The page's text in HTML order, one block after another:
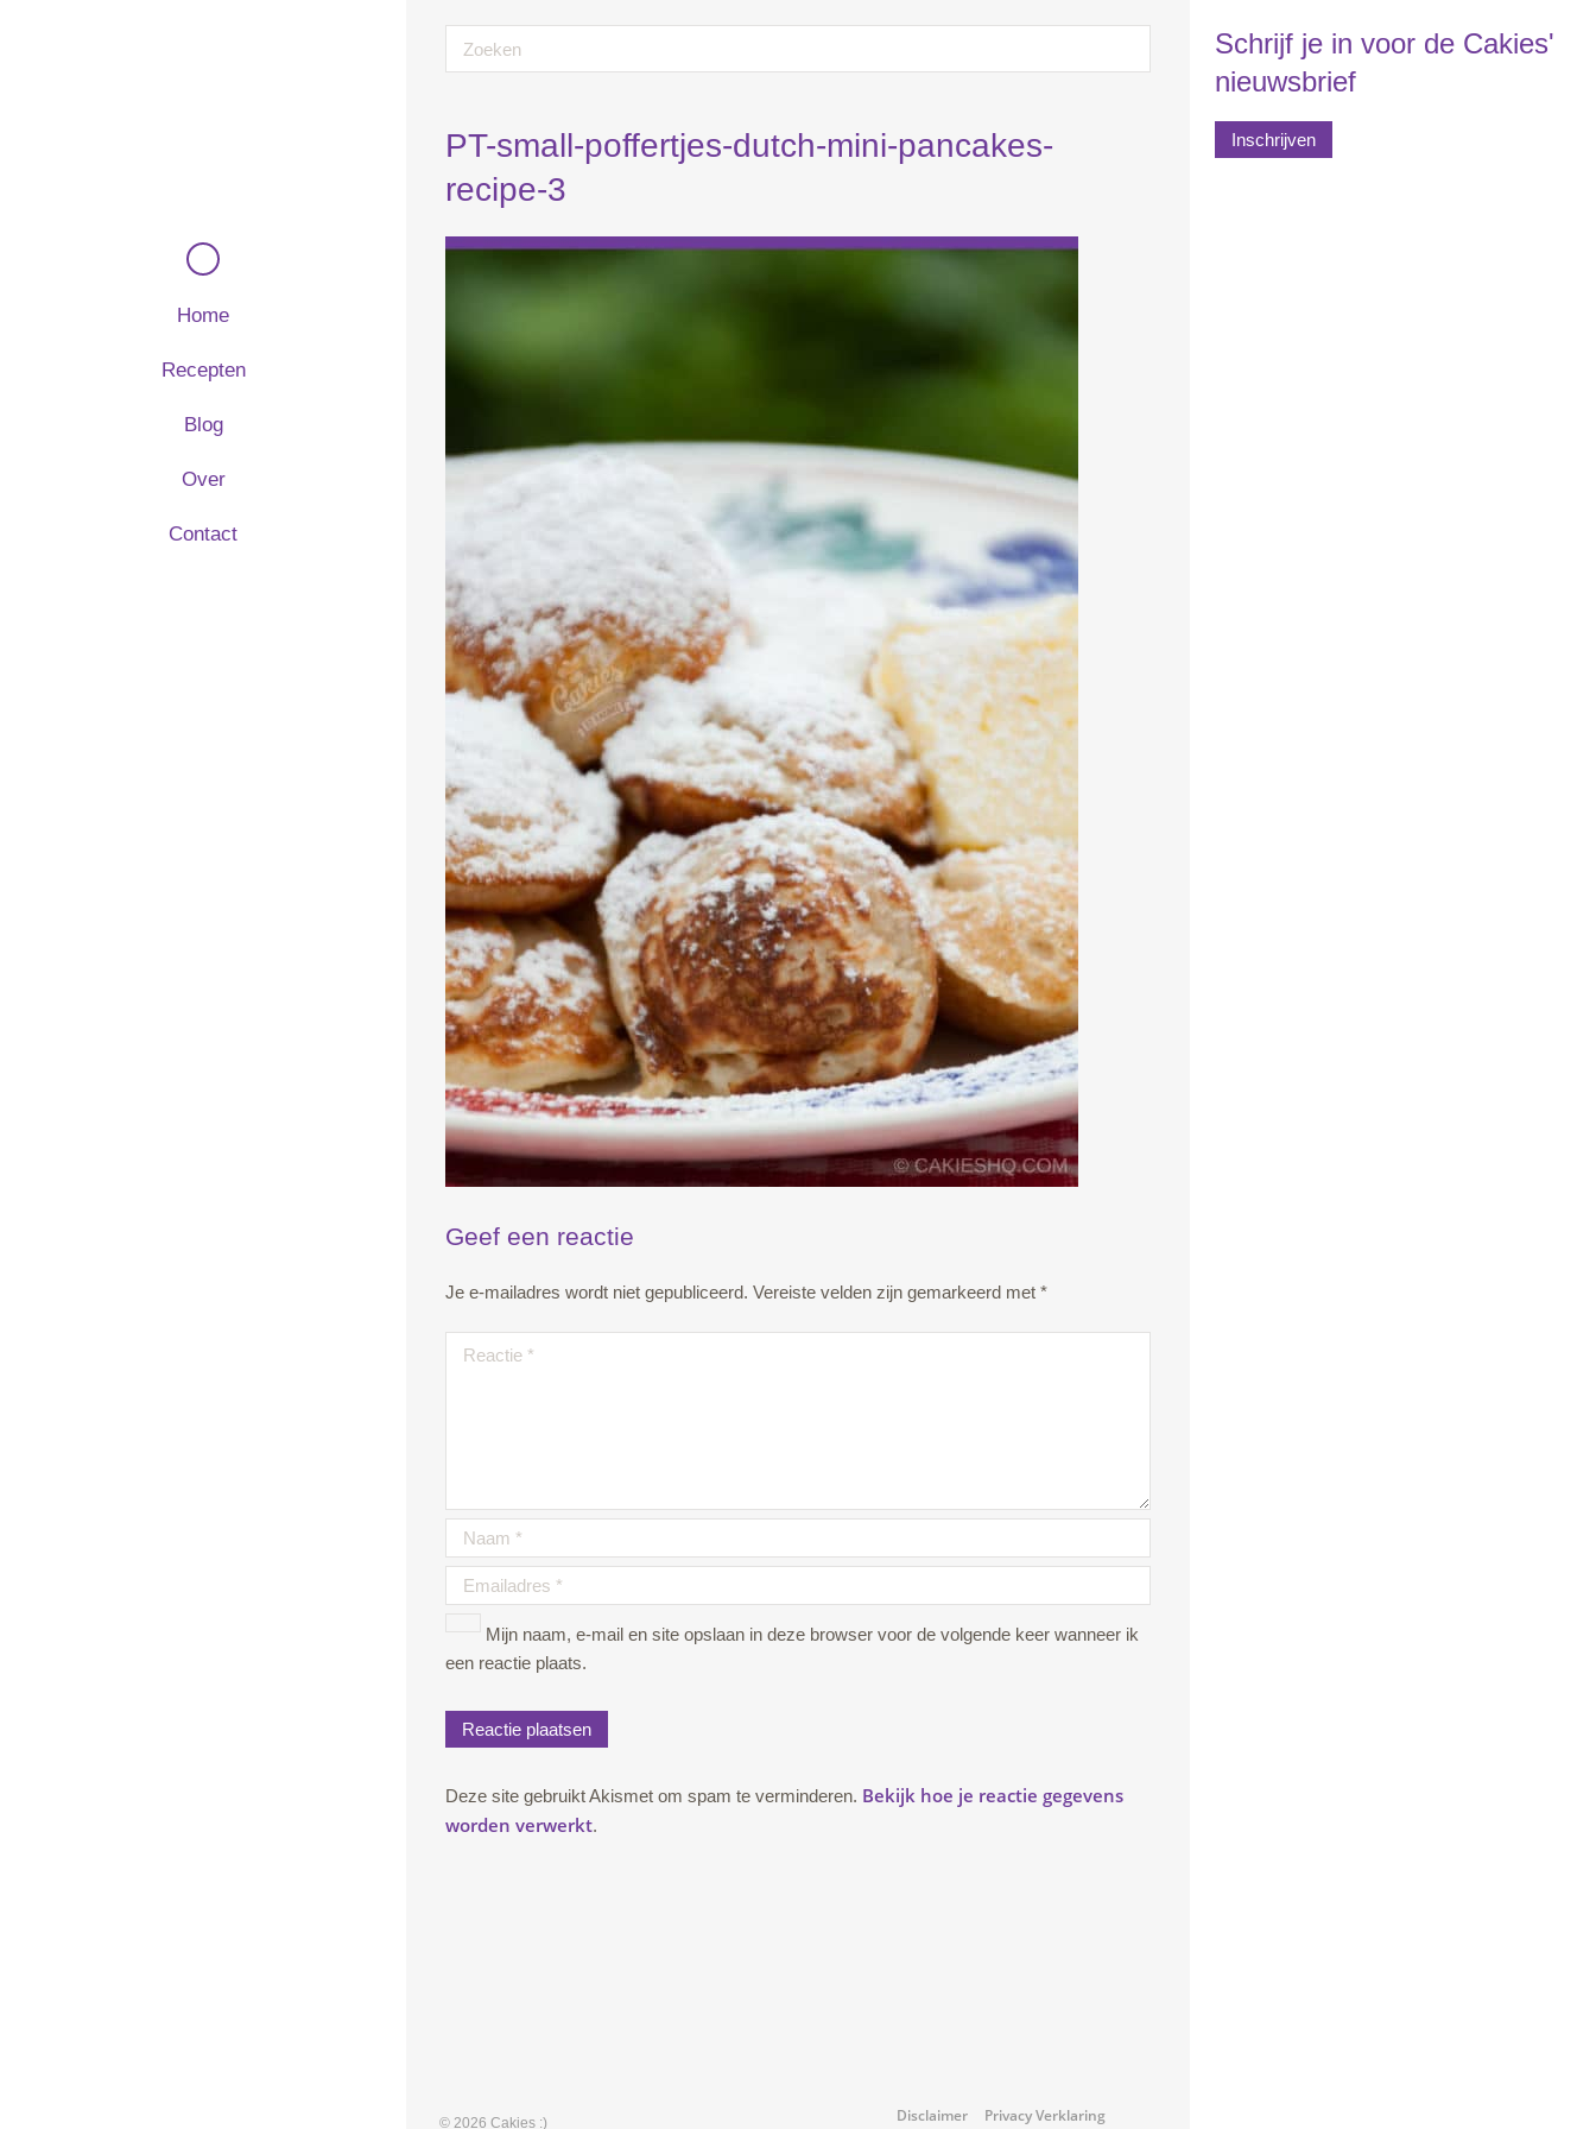
Home
Recepten
Blog
Over
Contact
PT-small-poffertjes-dutch-mini-pancakes-
recipe-3
Geef een reactie
Je e-mailadres wordt niet gepubliceerd. Vereiste velden zijn gemarkeerd met *
Mijn naam, e-mail en site opslaan in deze browser voor de volgende keer wanneer ik
een reactie plaats.
Deze site gebruikt Akismet om spam te verminderen. Bekijk hoe je reactie gegevens
worden verwerkt.
Schrijf je in voor de Cakies'
nieuwsbrief
Inschrijven
© 2026 Cakies :) Disclaimer Privacy Verklaring